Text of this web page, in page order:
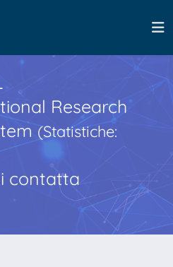
Research
(Statistiche:
contatta